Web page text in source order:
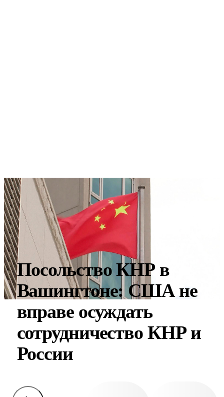
Посольство КНР в
Вашингтоне: США не
вправе осуждать
сотрудничество КНР и
России